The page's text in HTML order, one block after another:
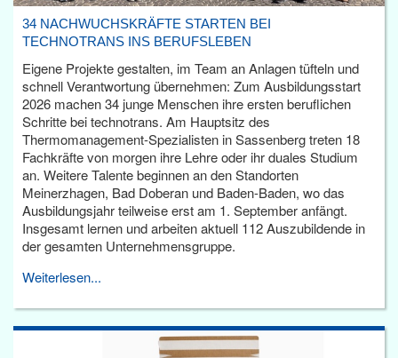
34 NACHWUCHSKRÄFTE STARTEN BEI
TECHNOTRANS INS BERUFSLEBEN
Eigene Projekte gestalten, im Team an Anlagen tüfteln und
schnell Verantwortung übernehmen: Zum Ausbildungsstart
2026 machen 34 junge Menschen ihre ersten beruflichen
Schritte bei technotrans. Am Hauptsitz des
Thermomanagement-Spezialisten in Sassenberg treten 18
Fachkräfte von morgen ihre Lehre oder ihr duales Studium
an. Weitere Talente beginnen an den Standorten
Meinerzhagen, Bad Doberan und Baden-Baden, wo das
Ausbildungsjahr teilweise erst am 1. September anfängt.
Insgesamt lernen und arbeiten aktuell 112 Auszubildende in
der gesamten Unternehmensgruppe.
Weiterlesen...